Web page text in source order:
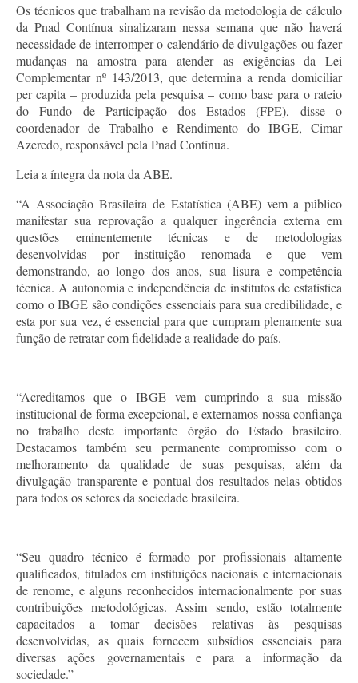
Os técnicos que trabalham na revisão da metodologia de cálculo
da Pnad Contínua sinalizaram nessa semana que não haverá
necessidade de interromper o calendário de divulgações ou fazer
mudanças na amostra para atender as exigências da Lei
Complementar nº 143/2013, que determina a renda domiciliar
per capita – produzida pela pesquisa – como base para o rateio
do Fundo de Participação dos Estados (FPE), disse o
coordenador de Trabalho e Rendimento do IBGE, Cimar
Azeredo, responsável pela Pnad Contínua.
Leia a íntegra da nota da ABE.
“A Associação Brasileira de Estatística (ABE) vem a público
manifestar sua reprovação a qualquer ingerência externa em
questões eminentemente técnicas e de metodologias
desenvolvidas por instituição renomada e que vem
demonstrando, ao longo dos anos, sua lisura e competência
técnica. A autonomia e independência de institutos de estatística
como o IBGE são condições essenciais para sua credibilidade, e
esta por sua vez, é essencial para que cumpram plenamente sua
função de retratar com fidelidade a realidade do país.
“Acreditamos que o IBGE vem cumprindo a sua missão
institucional de forma excepcional, e externamos nossa confiança
no trabalho deste importante órgão do Estado brasileiro.
Destacamos também seu permanente compromisso com o
melhoramento da qualidade de suas pesquisas, além da
divulgação transparente e pontual dos resultados nelas obtidos
para todos os setores da sociedade brasileira.
“Seu quadro técnico é formado por profissionais altamente
qualificados, titulados em instituições nacionais e internacionais
de renome, e alguns reconhecidos internacionalmente por suas
contribuições metodológicas. Assim sendo, estão totalmente
capacitados a tomar decisões relativas às pesquisas
desenvolvidas, as quais fornecem subsídios essenciais para
diversas ações governamentais e para a informação da
sociedade.”